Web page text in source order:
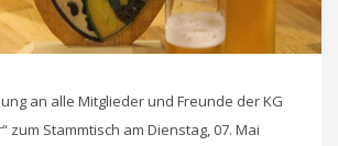
an alle Mitglieder und Freunde der KG
zum Stammtisch am Dienstag, 07. Mai